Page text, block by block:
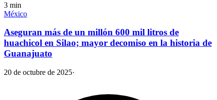
3 min
México
Aseguran más de un millón 600 mil litros de
huachicol en Silao; mayor decomiso en la historia de
Guanajuato
20 de octubre de 2025·